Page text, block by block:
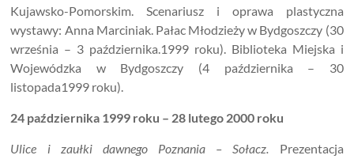
Kujawsko-Pomorskim. Scenariusz i oprawa plastyczna
wystawy: Anna Marciniak. Pałac Młodzieży w Bydgoszczy (30
września – 3 października.1999 roku). Biblioteka Miejska i
Wojewódzka w Bydgoszczy (4 października – 30
listopada1999 roku).
24 października 1999 roku – 28 lutego 2000 roku
Ulice i zaułki dawnego Poznania – Sołacz. Prezentacja